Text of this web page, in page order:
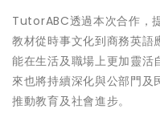
TutorABC透過本次合作，
教材從時事文化到商務英語
能在生活及職場上更加靈
來也將持續深化與公部門及
推動教育及社會進步。